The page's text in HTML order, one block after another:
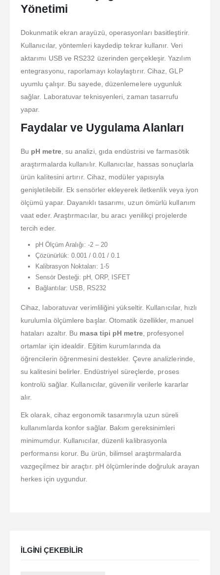
Yönetimi
Dokunmatik ekran arayüzü, operasyonları basitleştirir.
Kullanıcılar, yöntemleri kaydedip tekrar kullanır. Veri
aktarımı USB ve RS232 üzerinden gerçekleşir. Yazılım
entegrasyonu, raporlamayı kolaylaştırır. Cihaz, GLP
uyumlu çalışır. Bu sayede, düzenlemelere uygunluk
sağlar. Laboratuvar teknisyenleri, zaman tasarrufu
yapar.
Faydalar ve Uygulama Alanları
Bu pH metre, su analizi, gıda endüstrisi ve farmasötik
araştırmalarda kullanılır. Kullanıcılar, hassas sonuçlarla
ürün kalitesini artırır. Cihaz, modüler yapısıyla
genişletilebilir. Ek sensörler ekleyerek iletkenlik veya iyon
ölçümü yapar. Dayanıklı tasarımı, uzun ömürlü kullanım
vaat eder. Araştırmacılar, bu aracı yenilikçi projelerde
tercih eder.
pH Ölçüm Aralığı: -2 – 20
Çözünürlük: 0.001 / 0.01 / 0.1
Kalibrasyon Noktaları: 1-5
Sensör Desteği: pH, ORP, ISFET
Bağlantılar: USB, RS232
Cihaz, laboratuvar verimliliğini yükseltir. Kullanıcılar, hızlı
kurulumla ölçümlere başlar. Otomatik özellikler, manuel
hataları azaltır. Bu masa tipi pH metre, profesyonel
ortamlar için idealdir. Eğitim kurumlarında da
öğrencilerin öğrenmesini destekler. Çevre analizlerinde,
su kalitesini belirler. Endüstriyel süreçlerde, proses
kontrolü sağlar. Kullanıcılar, güvenilir verilerle kararlar
alır.
Ek olarak, cihaz ergonomik tasarımıyla uzun süreli
kullanımlarda konfor sağlar. Bakım gereksinimleri
minimumdur. Kullanıcılar, düzenli kalibrasyonla
performansı korur. Bu ürün, bilimsel araştırmalarda
vazgeçilmez bir araçtır. pH ölçümlerinde doğruluk arayan
herkes için uygundur.
ILGINI ÇEKEBILIR